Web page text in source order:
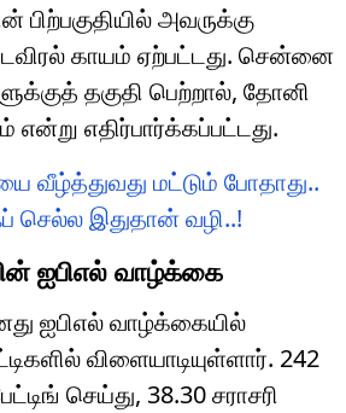
பிற்பகுதியில் அவருக்கு
காயம் ஏற்பட்டது. சென்னை
தகுதி பெற்றால், தோனி
என்று எதிர்பார்க்கப்பட்டது.
வீழ்த்துவது மட்டும் போதாது..
செல்ல இதுதான் வழி..!
ஐபிஎல் வாழ்க்கை
ஐபிஎல் வாழ்க்கையில்
விளையாடியுள்ளார். 242
செய்து, 38.30 சராசரி